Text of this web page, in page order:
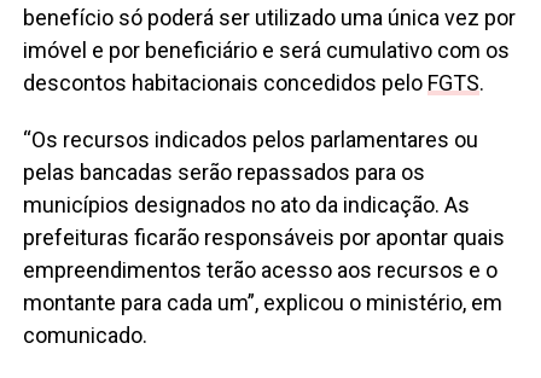
benefício só poderá ser utilizado uma única vez por
imóvel e por beneficiário e será cumulativo com os
descontos habitacionais concedidos pelo FGTS.
“Os recursos indicados pelos parlamentares ou
pelas bancadas serão repassados para os
municípios designados no ato da indicação. As
prefeituras ficarão responsáveis por apontar quais
empreendimentos terão acesso aos recursos e o
montante para cada um”, explicou o ministério, em
comunicado.